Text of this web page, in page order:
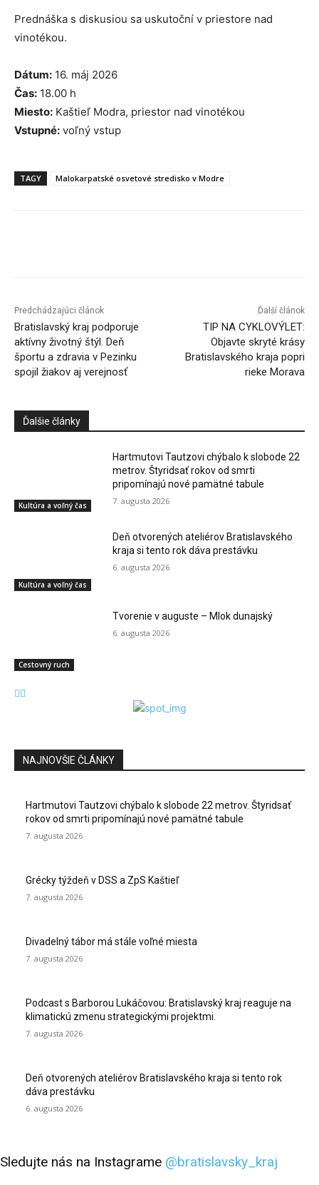
Prednáška s diskusiou sa uskutoční v priestore nad
vinotékou.
Dátum: 16. máj 2026
Čas: 18.00 h
Miesto: Kaštieľ Modra, priestor nad vinotékou
Vstupné: voľný vstup
TAGY Malokarpatské osvetové stredisko v Modre
Predchádzajúci článok
Bratislavský kraj podporuje
aktívny životný štýl. Deň
športu a zdravia v Pezinku
spojil žiakov aj verejnosť
Ďalší článok
TIP NA CYKLOVÝLET:
Objavte skryté krásy
Bratislavského kraja popri
rieke Morava
Ďalšie články
Kultúra a voľný čas
Hartmutovi Tautzovi chýbalo k slobode 22
metrov. Štyridsať rokov od smrti
pripomínajú nové pamätné tabule
7. augusta 2026
Kultúra a voľný čas
Deň otvorených ateliérov Bratislavského
kraja si tento rok dáva prestávku
6. augusta 2026
Cestovný ruch
Tvorenie v auguste – Mlok dunajský
6. augusta 2026
NAJNOVŠIE ČLÁNKY
Hartmutovi Tautzovi chýbalo k slobode 22 metrov. Štyridsať
rokov od smrti pripomínajú nové pamätné tabule
7. augusta 2026
Grécky týždeň v DSS a ZpS Kaštieľ
7. augusta 2026
Divadelný tábor má stále voľné miesta
7. augusta 2026
Podcast s Barborou Lukáčovou: Bratislavský kraj reaguje na
klimatickú zmenu strategickými projektmi.
7. augusta 2026
Deň otvorených ateliérov Bratislavského kraja si tento rok
dáva prestávku
6. augusta 2026
Sledujte nás na Instagrame @bratislavsky_kraj